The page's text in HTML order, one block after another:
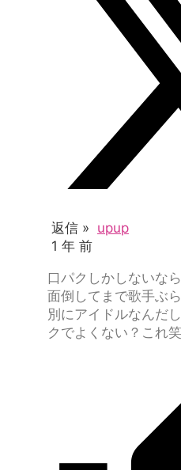
返信 » upup
1 年 前
口パクしかしないな
面倒してまで歌手ぶ
別にアイドルなんだ
クでよくない？これ